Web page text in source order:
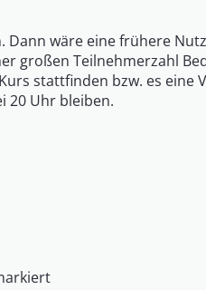
wäre eine frühere
großen Teilnehmerzahl
stattfinden bzw. es eine
20 Uhr bleiben.